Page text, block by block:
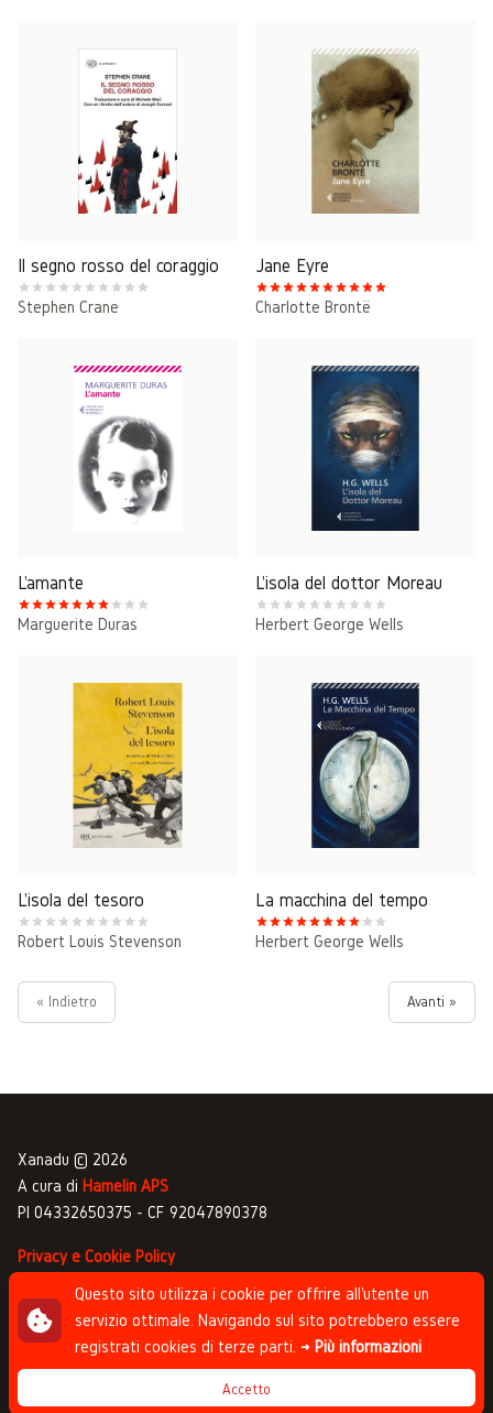
Il segno rosso del coraggio
Stephen Crane
Jane Eyre
Charlotte Brontë
L'amante
Marguerite Duras
L'isola del dottor Moreau
Herbert George Wells
L'isola del tesoro
Robert Louis Stevenson
La macchina del tempo
Herbert George Wells
« Indietro Avanti »
Xanadu © 2026
A cura di Hamelin APS
PI 04332650375 - CF 92047890378
Privacy e Cookie Policy
Gestione commenti
Newsletter
Progettato da , sviluppato da
Questo sito utilizza i cookie per offrire all'utente un
servizio ottimale. Navigando sul sito potrebbero essere
registrati cookies di terze parti. → Più informazioni
Accetto